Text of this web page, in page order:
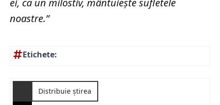
ei, ca un milostiv, mântuiește sufletele
noastre.”
Etichete:
Distribuie știrea